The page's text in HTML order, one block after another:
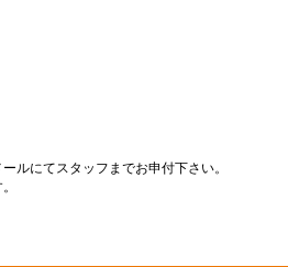
ルにてスタッフまでお申付下さい。